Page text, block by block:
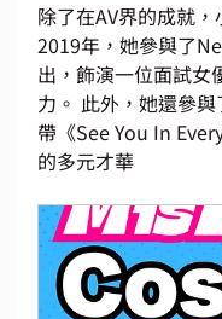
除了在AV界的成就
2019年，她參與了
出，飾演一位面試女
力。 此外，她還參
帶《See You In
的多元才華